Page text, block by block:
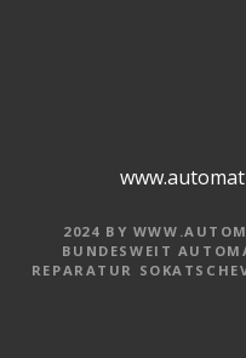
2024 BY
BUNDESWEIT
REPARATUR